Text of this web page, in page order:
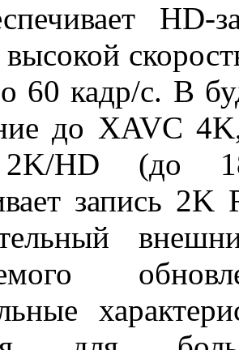
60 кадр/с. В
до XAVC
HD (до
запись